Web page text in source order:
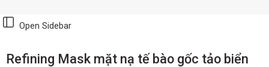
Open Sidebar
Refining Mask mặt nạ tế bào gốc tảo biển